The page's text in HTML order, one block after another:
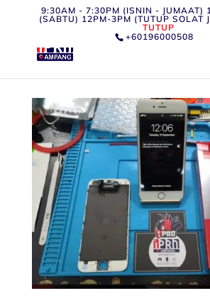
9:30AM - 7:30PM (ISNIN - JUMAAT)
(SABTU) 12PM-3PM (TUTUP SOLAT
TUTUP
+60196000508